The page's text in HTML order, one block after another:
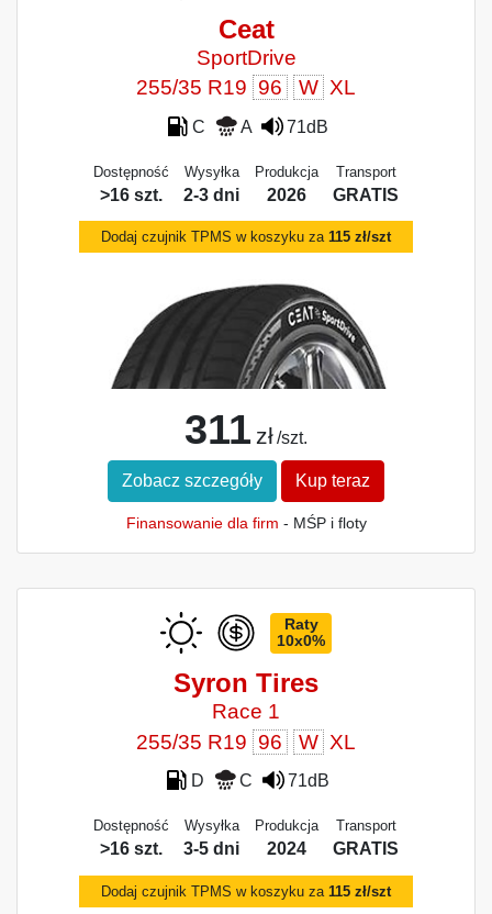
Ceat
SportDrive
255/35 R19 96 W XL
C A 71dB
Dostępność
>16 szt.
Wysyłka
2-3 dni
Produkcja
2026
Transport
GRATIS
Dodaj czujnik TPMS w koszyku za 115 zł/szt
311 zł /szt.
Zobacz szczegóły Kup teraz
Finansowanie dla firm - MŚP i floty
Raty
10x0%
Syron Tires
Race 1
255/35 R19 96 W XL
D C 71dB
Dostępność
>16 szt.
Wysyłka
3-5 dni
Produkcja
2024
Transport
GRATIS
Dodaj czujnik TPMS w koszyku za 115 zł/szt